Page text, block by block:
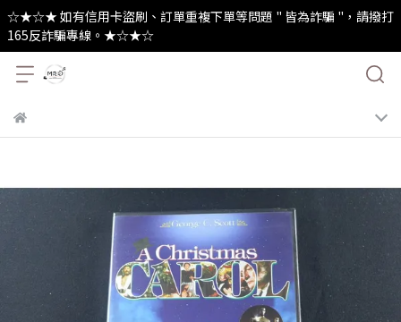
☆★☆★ 如有信用卡盜刷、訂單重複下單等問題 " 皆為詐騙 "，請撥打
165反詐騙專線。★☆★☆